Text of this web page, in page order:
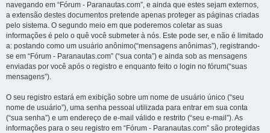
navegando em “Fórum - Paranautas.com”, e ainda que estes sejam externos,
a extensão destes documentos pretende apenas proteger as páginas criadas
pelo sistema. O segundo meio em que poderemos coletar as suas
informações é pelo o quê você submeter à nós. Este pode ser, e não é limitado
a: postando como um usuário anônimo(“mensagens anônimas”), registrando-
se em “Fórum - Paranautas.com” (“sua conta”) e ainda sob as mensagens
enviadas por você após o registro e enquanto feito o login no fórum(“suas
mensagens”).
O seu registro estará em exibição sobre um nome de usuário único (“seu
nome de usuário”), uma senha pessoal utilizada para entrar em sua conta
(“sua senha”) e um endereço de e-mail válido e restrito (“seu e-mail”). As
informações para o seu registro em “Fórum - Paranautas.com” são protegidas